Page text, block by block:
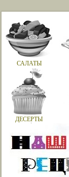
САЛАТЫ
ДЕСЕРТЫ